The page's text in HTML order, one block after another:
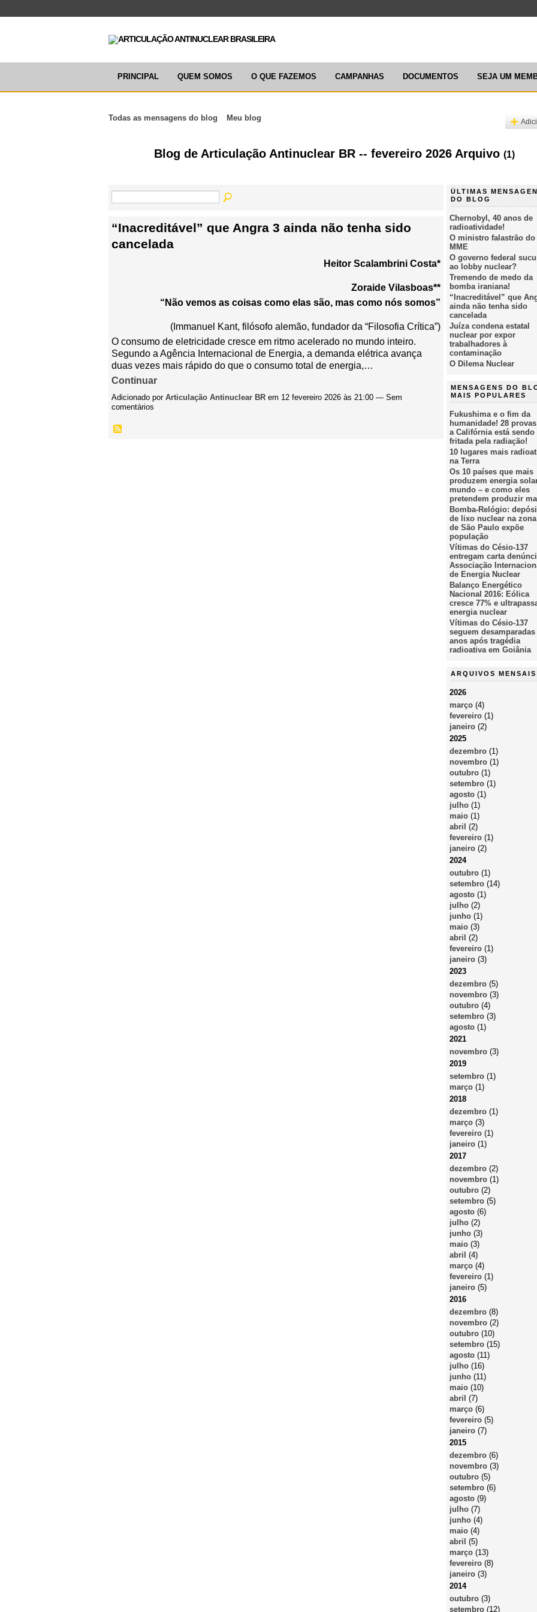
PRINCIPAL QUEM SOMOS O QUE FAZEMOS CAMPANHAS DOCUMENTOS SEJA UM
Todas as mensagens do blog Meu blog
Blog de Articulação Antinuclear BR -- fevereiro 2026 Arquivo (1)
“Inacreditável” que Angra 3 ainda não tenha sido
cancelada
Heitor Scalambrini Costa*
Zoraide Vilasboas**
“Não vemos as coisas como elas são, mas como nós somos”
(Immanuel Kant, filósofo alemão, fundador da “Filosofia Crítica”)
O consumo de eletricidade cresce em ritmo acelerado no mundo inteiro.
Segundo a Agência Internacional de Energia, a demanda elétrica avança
duas vezes mais rápido do que o consumo total de energia,…
Continuar
Adicionado por Articulação Antinuclear BR em 12 fevereiro 2026 às 21:00 — Sem
comentários
ÚLTIMAS
DO BLOG
Chernobyl, 40 anos de
radioatividade!
O ministro falastrão do
MME
O governo federal
ao lobby nuclear?
Tremendo de medo da
bomba iraniana!
“Inacreditável” que
ainda não tenha sido
cancelada
Juíza condena estatal
nuclear por expor
trabalhadores à
contaminação
O Dilema Nuclear
MENSAGENS DO
MAIS POPULARES
Fukushima e o fim da
humanidade! 28
a Califórnia está sendo
fritada pela radiação!
10 lugares mais
na Terra
Os 10 países que mais
produzem energia
mundo – e como eles
pretendem produzir
Bomba-Relógio:
de lixo nuclear na zona
de São Paulo expõe
população
Vítimas do Césio-137
entregam carta
Associação
de Energia Nuclear
Balanço Energético
Nacional 2016: Eólica
cresce 77% e
energia nuclear
Vítimas do Césio-137
seguem desamparadas
anos após tragédia
radioativa em Goiânia
ARQUIVOS MENSAIS
2026
março (4)
fevereiro (1)
janeiro (2)
2025
dezembro (1)
novembro (1)
outubro (1)
setembro (1)
agosto (1)
julho (1)
maio (1)
abril (2)
fevereiro (1)
janeiro (2)
2024
outubro (1)
setembro (14)
agosto (1)
julho (2)
junho (1)
maio (3)
abril (2)
fevereiro (1)
janeiro (3)
2023
dezembro (5)
novembro (3)
outubro (4)
setembro (3)
agosto (1)
2021
novembro (3)
2019
setembro (1)
março (1)
2018
dezembro (1)
março (3)
fevereiro (1)
janeiro (1)
2017
dezembro (2)
novembro (1)
outubro (2)
setembro (5)
agosto (6)
julho (2)
junho (3)
maio (3)
abril (4)
março (4)
fevereiro (1)
janeiro (5)
2016
dezembro (8)
novembro (2)
outubro (10)
setembro (15)
agosto (11)
julho (16)
junho (11)
maio (10)
abril (7)
março (6)
fevereiro (5)
janeiro (7)
2015
dezembro (6)
novembro (3)
outubro (5)
setembro (6)
agosto (9)
julho (7)
junho (4)
maio (4)
abril (5)
março (13)
fevereiro (8)
janeiro (3)
2014
outubro (3)
setembro (12)